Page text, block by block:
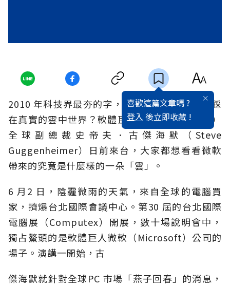
喜歡這篇文章嗎 ?
登入 後立即收藏 !
2010 年科技界最夯的字，就是「雲端」。如何踩
在真實的雲中世界？軟體巨人微軟（Microsoft）
全球副總裁史帝夫．古傑海默（Steve
Guggenheimer）日前來台，大家都想看看微軟
帶來的究竟是什麼樣的一朵「雲」。
6 月2 日，陰霾微雨的天氣，來自全球的電腦買
家，擠爆台北國際會議中心。第30 屆的台北國際
電腦展（Computex）開展，數十場說明會中，
獨占鰲頭的是軟體巨人微軟（Microsoft）公司的
場子。演講一開始，古
傑海默就針對全球PC 市場「燕子回春」的消息，